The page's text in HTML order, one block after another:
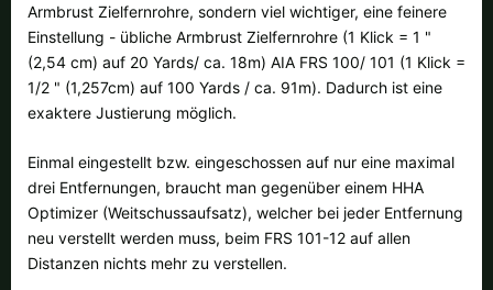
Armbrust Zielfernrohre, sondern viel wichtiger, eine feinere
Einstellung - übliche Armbrust Zielfernrohre (1 Klick = 1 "
(2,54 cm) auf 20 Yards/ ca. 18m) AIA FRS 100/ 101 (1 Klick =
1/2 " (1,257cm) auf 100 Yards / ca. 91m). Dadurch ist eine
exaktere Justierung möglich.
Einmal eingestellt bzw. eingeschossen auf nur eine maximal
drei Entfernungen, braucht man gegenüber einem HHA
Optimizer (Weitschussaufsatz), welcher bei jeder Entfernung
neu verstellt werden muss, beim FRS 101-12 auf allen
Distanzen nichts mehr zu verstellen.